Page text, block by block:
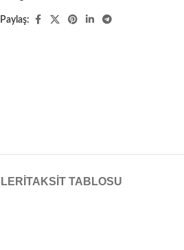
Paylaş:
TAKSIT TABLOSU